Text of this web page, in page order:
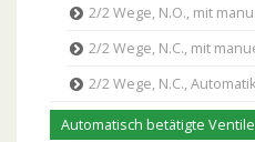
2/2 Wege, N.O., mit
2/2 Wege, N.C., mit
2/2 Wege, N.C.,
Automatisch betätigte Ventile